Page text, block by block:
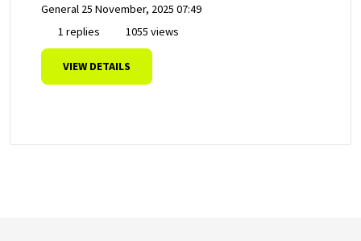
General 25 November, 2025 07:49
1 replies
1055 views
VIEW DETAILS